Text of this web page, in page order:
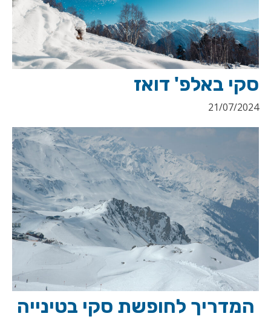
סקי באלפ' דואז
21/07/2024
המדריך לחופשת סקי בטינייה